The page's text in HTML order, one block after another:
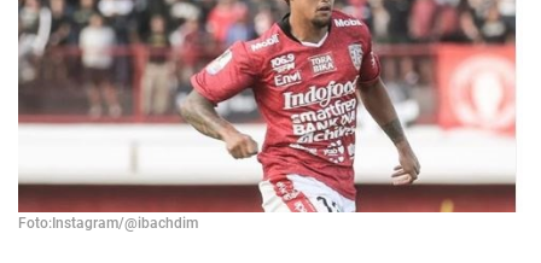
Foto:Instagram/@ibachdim